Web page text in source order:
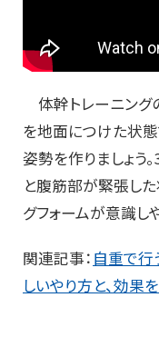
体幹トレーニング
を地面につけた状
姿勢を作りましょう
と腹筋部が緊張し
グフォームが意識し
関連記事： 自重で行
しいやり方と、効果